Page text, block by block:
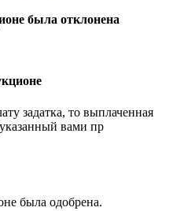
была отклонена
задатка, то выплаченная
вами пр
была одобрена.